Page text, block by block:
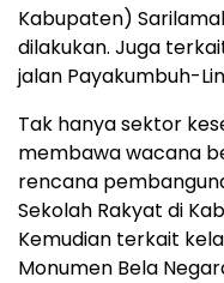
Kabupaten)
dilakukan. Juga
jalan Payakumbuh-
Tak hanya sektor
membawa wacana
rencana
Sekolah Rakyat di
Kemudian terkait
Monumen Bela